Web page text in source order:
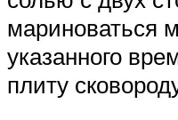
мариноваться
указанного
плиту